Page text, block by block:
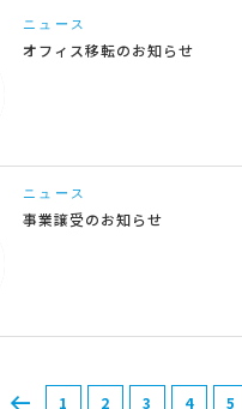
ニュース
オフィス移転のお知らせ
ニュース
事業譲受のお知らせ
1 2 3 4 5